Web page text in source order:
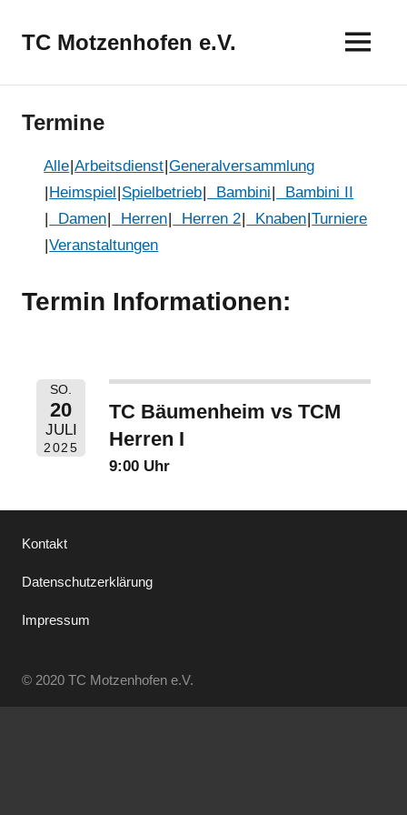
InhaltTC Motzenhofen e.V.
Termine
Alle Arbeitsdienst Generalversammlung
Heimspiel Spielbetrieb Bambini
Bambini II
Damen
Herren Herren 2 Knaben Turniere
Veranstaltungen
Termin Informationen:
SO.
20
JULI
2025
TC Bäumenheim vs TCM
Herren I
9:00 Uhr
Kontakt
Datenschutzerklärung
Impressum
© 2020 TC Motzenhofen e.V.